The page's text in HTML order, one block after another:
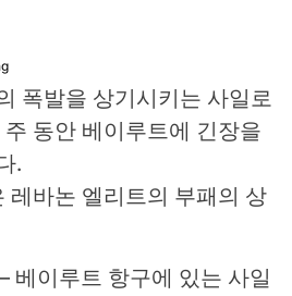
폭발을 상기시키는 사일로
동안 베이루트에 긴장을
.
바논 엘리트의 부패의 상
베이루트 항구에 있는 사일